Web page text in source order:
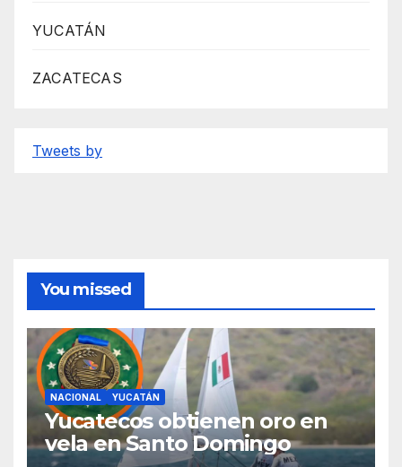
YUCATÁN
ZACATECAS
Tweets by
You missed
NACIONAL YUCATÁN
Yucatecos obtienen oro en
vela en Santo Domingo